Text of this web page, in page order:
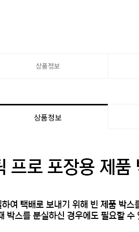
상품정보
상품정보